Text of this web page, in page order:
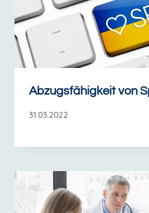
Abzugsfähigkeit von
31.03.2022